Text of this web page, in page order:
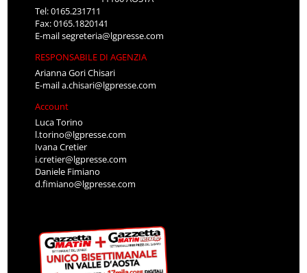
Tel: 0165.231711
Fax: 0165.1820141
E-mailsegreteria@lgpresse.com
RESPONSABILE DI AGENZIA
Arianna Gori Chisari
E-maila.chisari@lgpresse.com
Account
Luca Torino
l.torino@lgpresse.com
Ivana Cretier
i.cretier@lgpresse.com
Daniele Fimiano
d.fimiano@lgpresse.com